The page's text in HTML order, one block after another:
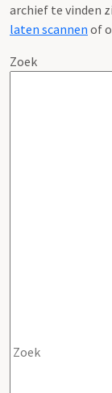
archief te vinden
laten scannen of
Zoek